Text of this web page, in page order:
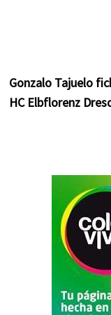
Gonzalo Tajuelo
HC Elbflorenz